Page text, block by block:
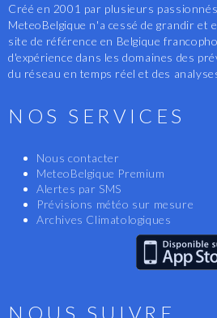
Créé en 2001 par plusieurs
MeteoBelgique n'a cessé de grandir et
site de référence en Belgique
d'expérience dans les domaines des
du réseau en temps réel et des
NOS SERVICES
Nous contacter
MeteoBelgique Premium
Alertes par SMS
Prévisions météo sur mesure
Archives Climatologiques
NOUS SUIVRE